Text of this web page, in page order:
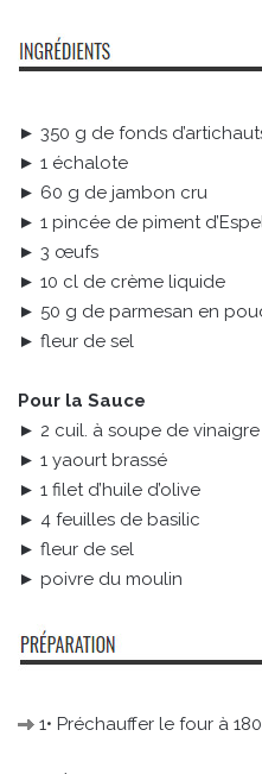
► 350 g de fonds
► 1 échalote
► 60 g de jambon cru
► 1 pincée de piment
► 3 œufs
► 10 cl de crème liquide
► 50 g de parmesan en
► fleur de sel
Pour la Sauce
► 2 cuil. à soupe de
► 1 yaourt brassé
► 1 filet d’huile d’olive
► 4 feuilles de basilic
► fleur de sel
► poivre du moulin
1• Préchauffer le four à